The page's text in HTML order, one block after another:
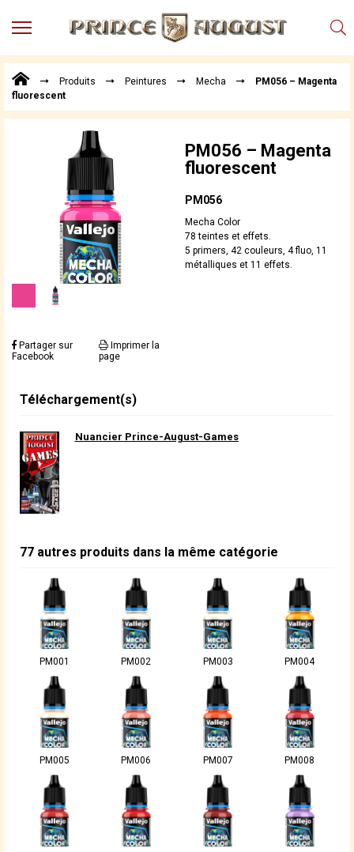
MENU
Points
de
Vente
Actualités
Téléchargements
Techniques,
trucs et
astuces
Vidéos
Produits Peintures Mecha
PM056 – Magenta
fluorescent
Partager sur
Facebook
Imprimer la
page
PM056 – Magenta
fluorescent
PM056
Mecha Color
78 teintes et effets.
5 primers, 42 couleurs, 4 fluo, 11
métalliques et 11 effets.
Téléchargement(s)
Nuancier Prince-August-Games
77 autres produits dans la même catégorie
PM001 PM002 PM003 PM004
PM005 PM006 PM007 PM008